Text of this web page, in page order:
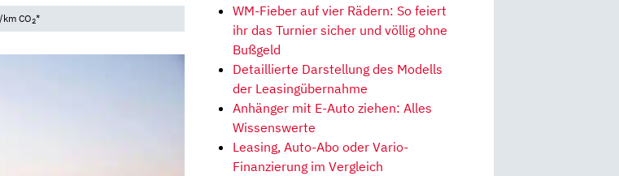
CO2*
WM-Fieber auf vier Rädern: So feiert
ihr das Turnier sicher und völlig ohne
Bußgeld
Detaillierte Darstellung des Modells
der Leasingübernahme
Anhänger mit E-Auto ziehen: Alles
Wissenswerte
Leasing, Auto-Abo oder Vario-
Finanzierung im Vergleich